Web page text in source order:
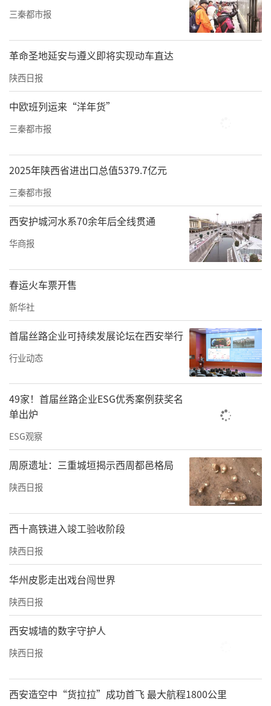
三秦都市报
革命圣地延安与遵义即将实现动车直达
陕西日报
中欧班列运来“洋年货”
三秦都市报
2025年陕西省进出口总值5379.7亿元
三秦都市报
西安护城河水系70余年后全线贯通
华商报
春运火车票开售
新华社
首届丝路企业可持续发展论坛在西安举行
行业动态
49家！首届丝路企业ESG优秀案例获奖名
单出炉
ESG观察
周原遗址：三重城垣揭示西周都邑格局
陕西日报
西十高铁进入竣工验收阶段
陕西日报
华州皮影走出戏台闯世界
陕西日报
西安城墙的数字守护人
陕西日报
西安造空中“货拉拉”成功首飞 最大航程1800公里